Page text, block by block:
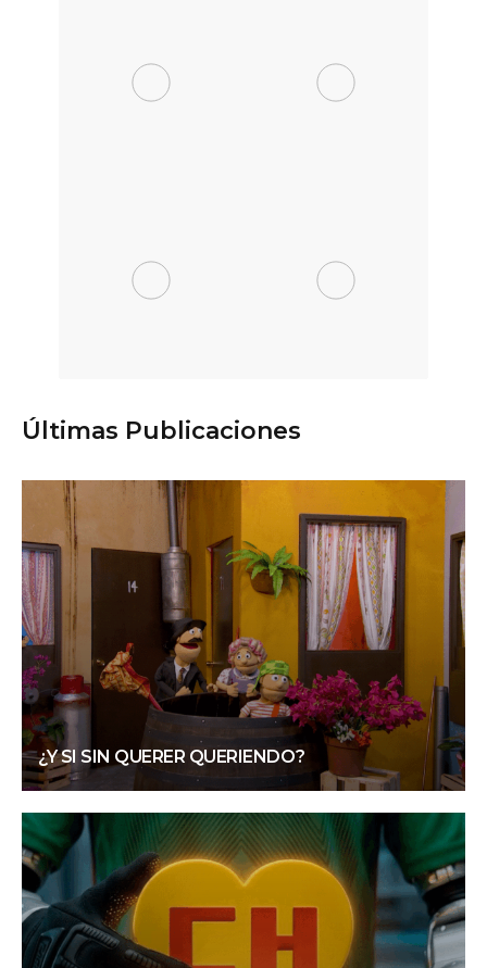
Últimas Publicaciones
¿Y SI SIN QUERER QUERIENDO?